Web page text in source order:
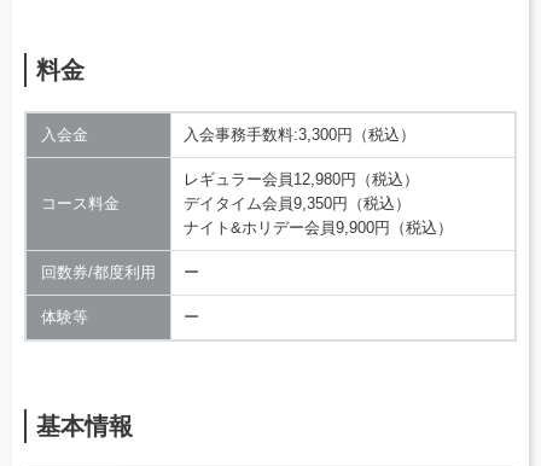
料金
入会金 入会事務手数料:3,300円（税込）
コース料金
レギュラー会員12,980円（税込）
デイタイム会員9,350円（税込）
ナイト&ホリデー会員9,900円（税込）
回数券/都度利用 ー
体験等 ー
基本情報